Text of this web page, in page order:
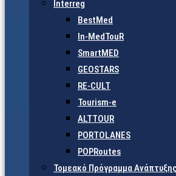
Interreg
BestMed
In-MedTouR
SmartMED
GEOSTARS
RE-CULT
Tourism-e
ALTTOUR
PORTOLANES
POPRoutes
Τομεακό Πρόγραμμα